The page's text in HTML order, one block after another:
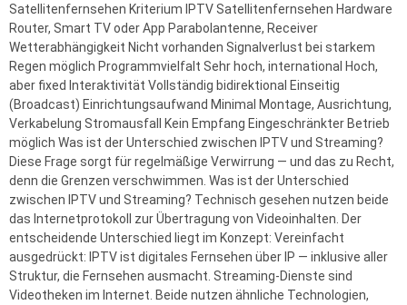
Satellitenfernsehen Kriterium IPTV Satellitenfernsehen Hardware
Router, Smart TV oder App Parabolantenne, Receiver
Wetterabhängigkeit Nicht vorhanden Signalverlust bei starkem
Regen möglich Programmvielfalt Sehr hoch, international Hoch,
aber fixed Interaktivität Vollständig bidirektional Einseitig
(Broadcast) Einrichtungsaufwand Minimal Montage, Ausrichtung,
Verkabelung Stromausfall Kein Empfang Eingeschränkter Betrieb
möglich Was ist der Unterschied zwischen IPTV und Streaming?
Diese Frage sorgt für regelmäßige Verwirrung — und das zu Recht,
denn die Grenzen verschwimmen. Was ist der Unterschied
zwischen IPTV und Streaming? Technisch gesehen nutzen beide
das Internetprotokoll zur Übertragung von Videoinhalten. Der
entscheidende Unterschied liegt im Konzept: Vereinfacht
ausgedrückt: IPTV ist digitales Fernsehen über IP — inklusive aller
Struktur, die Fernsehen ausmacht. Streaming-Dienste sind
Videotheken im Internet. Beide nutzen ähnliche Technologien,